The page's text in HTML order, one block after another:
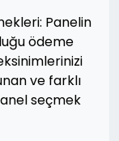
Panelin
ödeme
ve farklı
seçmek